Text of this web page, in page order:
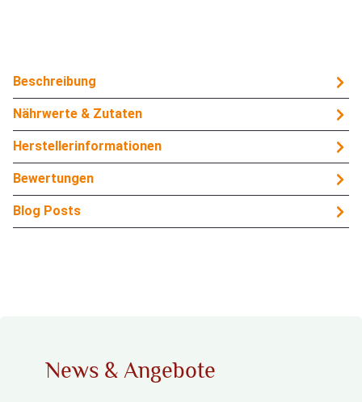
Beschreibung
Nährwerte & Zutaten
Herstellerinformationen
Bewertungen
Blog Posts
News & Angebote